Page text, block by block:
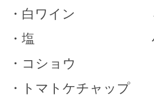
・白ワイン 小
・塩 小さ
・コショウ
・トマトケチャップ